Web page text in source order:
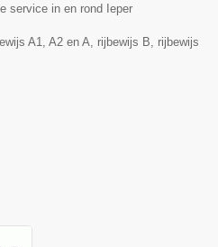
service in en rond Ieper
A1, A2 en A, rijbewijs B, rijbewijs